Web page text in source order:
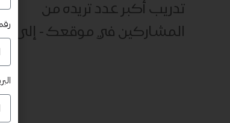
تدريب أكبر عدد تريده من
المشاركين في موقعك - ​​إلى